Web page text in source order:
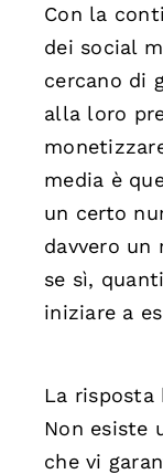
Con la
dei social
cercano di
alla loro
media è
un certo
davvero un
se sì,
iniziare a
La risposta
Non esiste
che vi